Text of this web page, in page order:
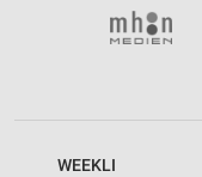
WEEKLI